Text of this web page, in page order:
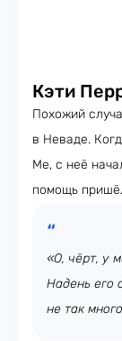
Кэти
Похожий
в Неваде.
Me, с неё
помощь
«О, чёрт, у
Надень его
не так